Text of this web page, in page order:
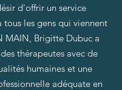
d'offrir un service
tous les gens qui viennent
MAIN, Brigitte Dubuc a
thérapeutes avec de
humaines et une
adéquate en